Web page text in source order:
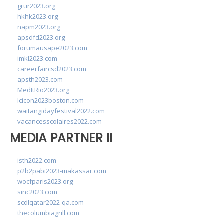
grur2023.org
hkhk2023.org
napm2023.org
apsdfd2023.org
forumausape2023.com
imkl2023.com
careerfaircsd2023.com
apsth2023.com
MedItRio2023.org
lcicon2023boston.com
waitangidayfestival2022.com
vacancesscolaires2022.com
MEDIA PARTNER II
isth2022.com
p2b2pabi2023-makassar.com
wocfparis2023.org
sinc2023.com
scdlqatar2022-qa.com
thecolumbiagrill.com